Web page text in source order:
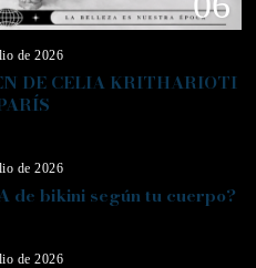
de 2026
DE CELIA KRITHARIOTI
de 2026
de bikini según tu cuerpo?
08
de 2026